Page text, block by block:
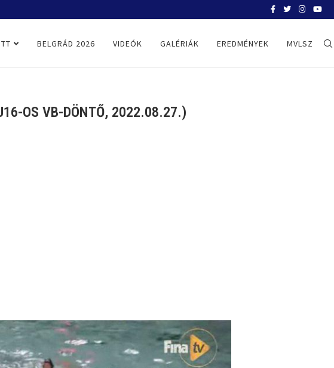
BELGRÁD 2026 VIDEÓK GALÉRIÁK EREDMÉNYEK MVLSZ
OS VB-DÖNTŐ, 2022.08.27.)